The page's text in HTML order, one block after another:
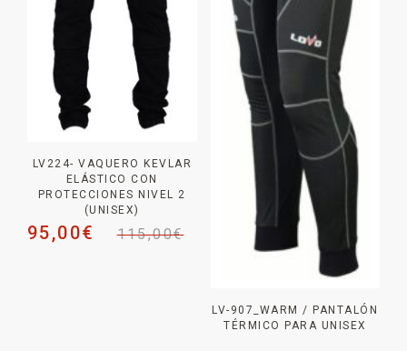
LV224- VAQUERO KEVLAR
ELÁSTICO CON
PROTECCIONES NIVEL 2
(UNISEX)
115,00€
95,00€
LV-907_WARM / PANTALÓN
TÉRMICO PARA UNISEX